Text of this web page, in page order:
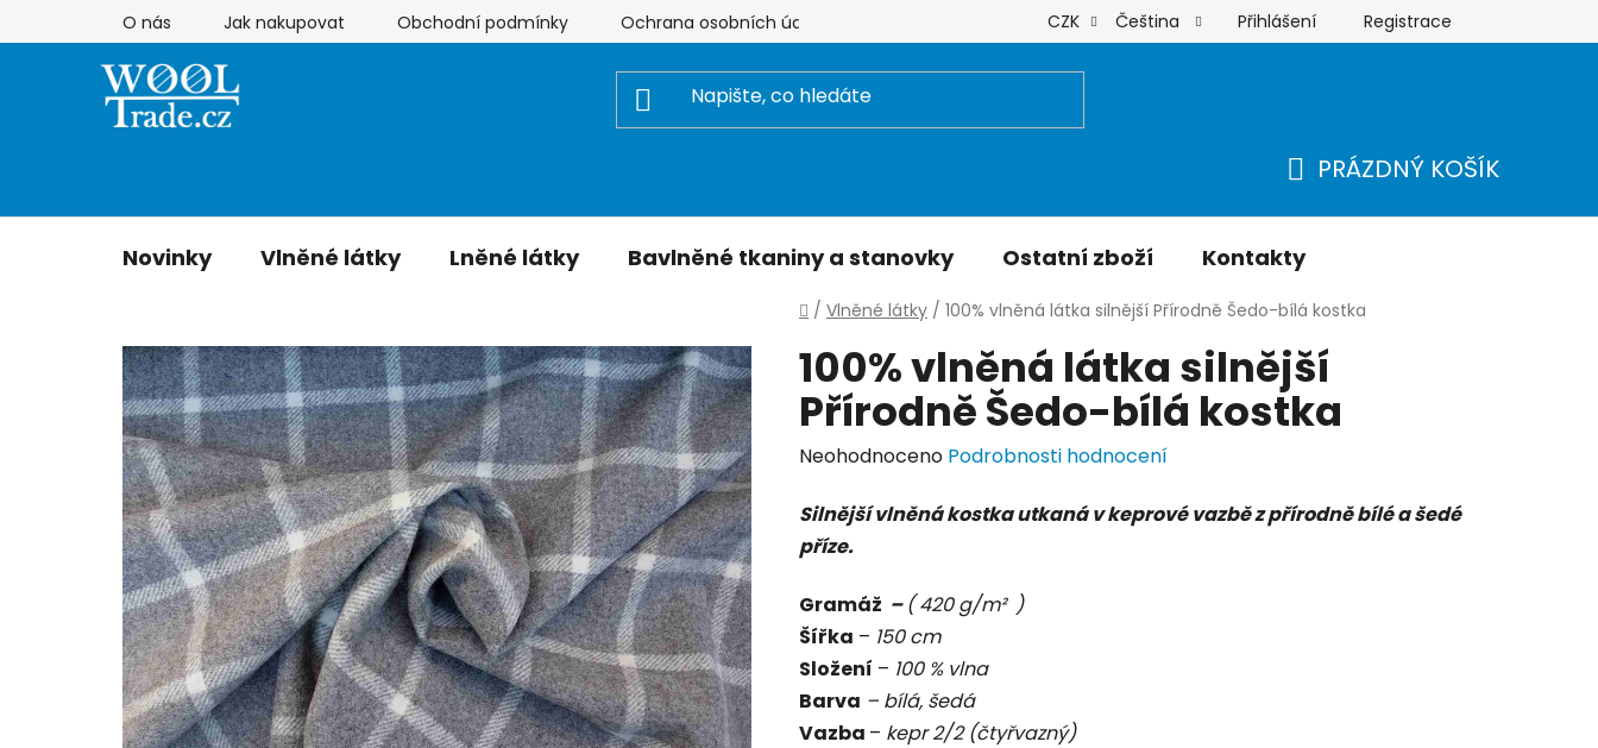
na
O nás Jak nakupovat Obchodní podmínky Ochrana osobních údajů Hodnocení obchodu Moje objednávka
CZK Čeština Přihlášení Registrace
KOŠÍK
PRÁZDNÝ KOŠÍK
Novinky Vlněné látky Lněné látky Bavlněné tkaniny a stanovky Ostatní zboží Kontakty
Domů
/ Vlněné látky / 100% vlněná látka silnější Přírodně Šedo-bílá kostka
100% vlněná látka silnější
Přírodně Šedo-bílá kostka
Průměrné
produktu
je
z
5
hvězdiček.
Neohodnoceno Podrobnosti hodnocení
Silnější vlněná kostka utkaná v keprové vazbě z přírodně bílé a šedé
příze.
Gramáž –( 420 g/m² )
Šířka – 150 cm
Složení – 100 % vlna
Barva – bílá, šedá
Vazba – kepr 2/2 (čtyřvazný)